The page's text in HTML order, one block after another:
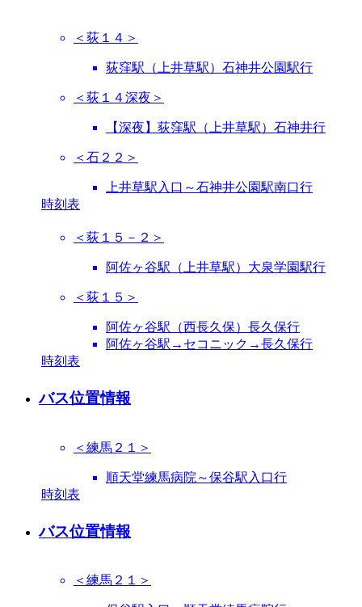
＜荻１４＞
荻窪駅（上井草駅）石神井公園駅行
＜荻１４深夜＞
【深夜】荻窪駅（上井草駅）石神井行
＜石２２＞
上井草駅入口～石神井公園駅南口行
時刻表
＜荻１５－２＞
阿佐ヶ谷駅（上井草駅）大泉学園駅行
＜荻１５＞
阿佐ヶ谷駅（西長久保）長久保行
阿佐ヶ谷駅→セコニック→長久保行
時刻表
バス位置情報
＜練馬２１＞
順天堂練馬病院～保谷駅入口行
時刻表
バス位置情報
＜練馬２１＞